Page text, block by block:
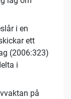
i en
ett
(2006:323)
i
på